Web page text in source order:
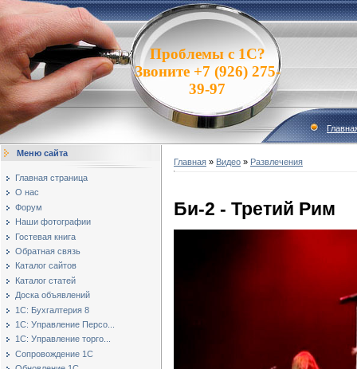
Проблемы с 1С?
Звоните +7 (926) 275-
39-97
Меню сайта
Главная страница
О нас
Форум
Наши фотографии
Гостевая книга
Обратная связь
Каталог сайтов
Каталог статей
Доска объявлений
1С: Бухгалтерия 8
1С: Управление Персо...
1С: Управление торго...
Сопровождение 1С
Главная » Видео » Развлечения
Би-2 - Третий Рим